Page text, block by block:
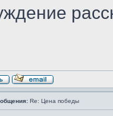
Re: Цена победы